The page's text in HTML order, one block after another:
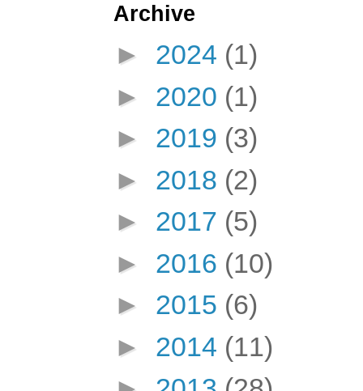
Archive
► 2024 (1)
► 2020 (1)
► 2019 (3)
► 2018 (2)
► 2017 (5)
► 2016 (10)
► 2015 (6)
► 2014 (11)